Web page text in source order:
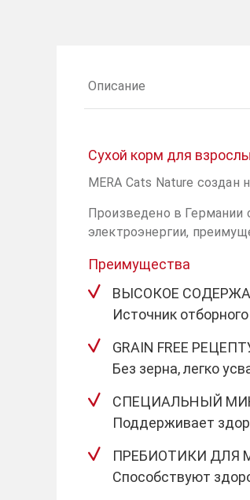
Описание
Сухой корм для
MERA Cats Nature создан
Произведено в Германии
электроэнергии,
Преимущества
ВЫСОКОЕ
Источник
GRAIN FREE
Без зерна, легко
СПЕЦИАЛЬНЫЙ
Поддерживает
ПРЕБИОТИКИ ДЛЯ
Способствуют